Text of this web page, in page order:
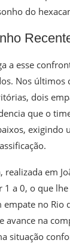
do
a esse
Nos últimos
dois
que o
exigindo
realizada em
a 0, o que
no Rio
avance na
situação